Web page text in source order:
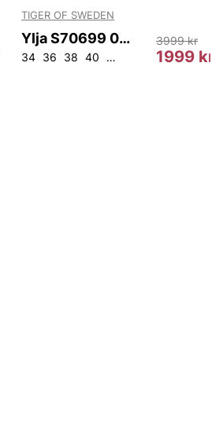
TIGER OF SWEDEN
Ylja S70699 050
34 36 38 40 42 1999 kr
3999 kr